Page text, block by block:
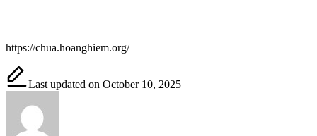
https://chua.hoanghiem.org/
Last updated on October 10, 2025